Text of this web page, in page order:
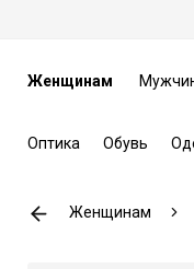
Женщинам
Оптика Обувь
Женщинам